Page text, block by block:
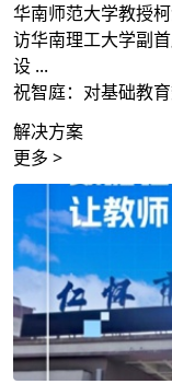
华南师范大学教授
访华南理工大学副
设 ...
祝智庭：对基础教
解决方案
更多 >